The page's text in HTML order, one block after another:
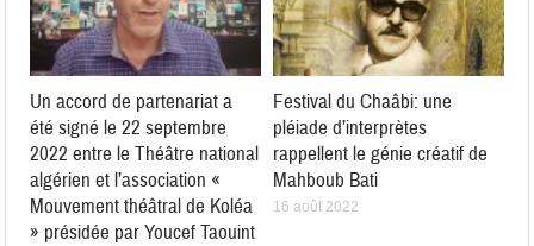
Un accord de partenariat a
été signé le 22 septembre
2022 entre le Théâtre national
algérien et l’association «
Mouvement théâtral de Koléa
» présidée par Youcef Taouint
Festival du Chaâbi: une
pléiade d’interprètes
rappellent le génie créatif de
Mahboub Bati
16 août 2022